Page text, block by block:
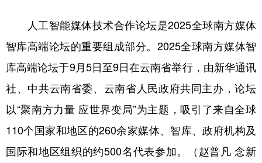
人工智能媒体技术合作论坛是2025全球南方媒体
智库高端论坛的重要组成部分。2025全球南方媒体智
库高端论坛于9月5日至9日在云南省举行，由新华通讯
社、中共云南省委、云南省人民政府共同主办，论坛
以“聚南方力量 应世界变局”为主题，吸引了来自全球
110个国家和地区的260余家媒体、智库、政府机构及
国际和地区组织的约500名代表参加。（赵普凡 念新